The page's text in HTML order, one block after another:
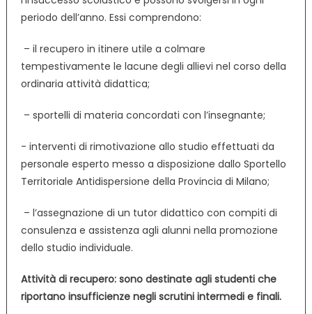
periodo dell’anno. Essi comprendono:
­ – il recupero in itinere utile a colmare
tempestivamente le lacune degli allievi nel corso della
ordinaria attività didattica;
­ – sportelli di materia concordati con l’insegnante;
­- interventi di rimotivazione allo studio effettuati da
personale esperto messo a disposizione dallo Sportello
Territoriale Antidispersione della Provincia di Milano;
­ – l’assegnazione di un tutor didattico con compiti di
consulenza e assistenza agli alunni nella promozione
dello studio individuale.
Attività di recupero: sono destinate agli studenti che
riportano insufficienze negli scrutini intermedi e finali.